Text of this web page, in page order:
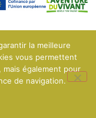
Mentions légales
la meilleure
vous permettent
également pour
de navigation.
de l’impact
+